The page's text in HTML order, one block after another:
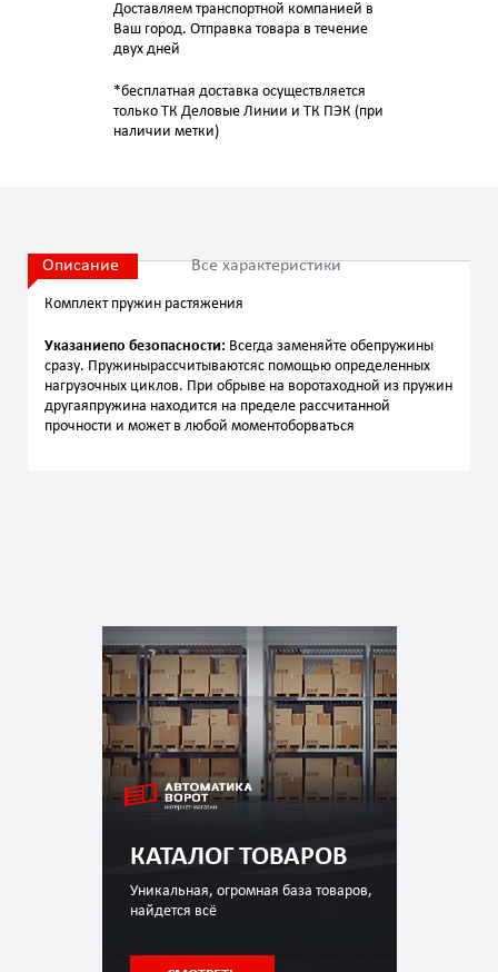
Доставляем транспортной компанией в
Ваш город. Отправка товара в течение
двух дней
*бесплатная доставка осуществляется
только ТК Деловые Линии и ТК ПЭК (при
наличии метки)
КАТАЛОГ ТОВАРОВ
Уникальная, огромная база товаров,
найдется всё
Описание Все характеристики
Комплект пружин растяжения
Указаниепо безопасности: Всегда заменяйте обепружины
сразу. Пружинырассчитываютсяс помощью определенных
нагрузочных циклов. При обрыве на воротаходной из пружин
другаяпружина находится на пределе рассчитанной
прочности и может в любой моментоборваться